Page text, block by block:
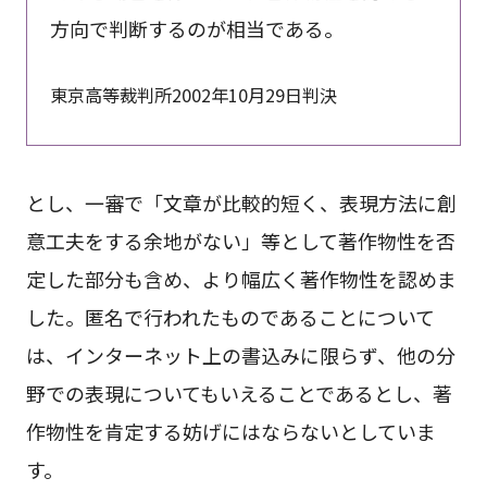
方向で判断するのが相当である。
東京高等裁判所2002年10月29日判決
とし、一審で「文章が比較的短く、表現方法に創
意工夫をする余地がない」等として著作物性を否
定した部分も含め、より幅広く著作物性を認めま
した。匿名で行われたものであることについて
は、インターネット上の書込みに限らず、他の分
野での表現についてもいえることであるとし、著
作物性を肯定する妨げにはならないとしていま
す。